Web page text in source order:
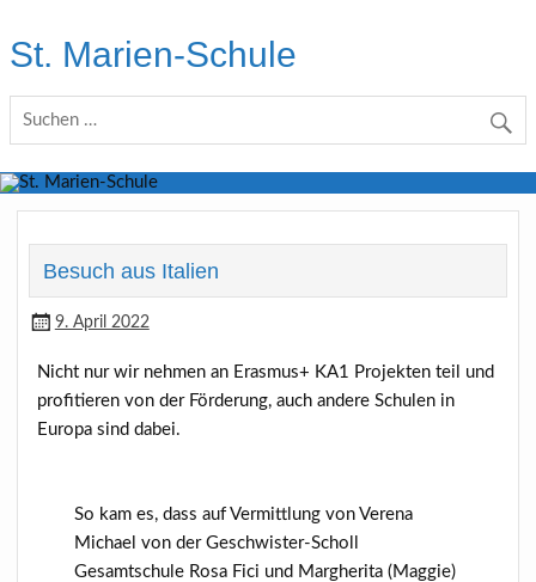
content
St. Marien-Schule
Besuch aus Italien
9. April 2022
Nicht nur wir nehmen an Erasmus+ KA1 Projekten teil und
profitieren von der Förderung, auch andere Schulen in
Europa sind dabei.
So kam es, dass auf Vermittlung von Verena
Michael von der Geschwister-Scholl
Gesamtschule Rosa Fici und Margherita (Maggie)